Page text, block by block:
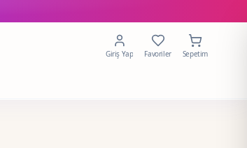
Giriş Yap Favoriler Sepetim